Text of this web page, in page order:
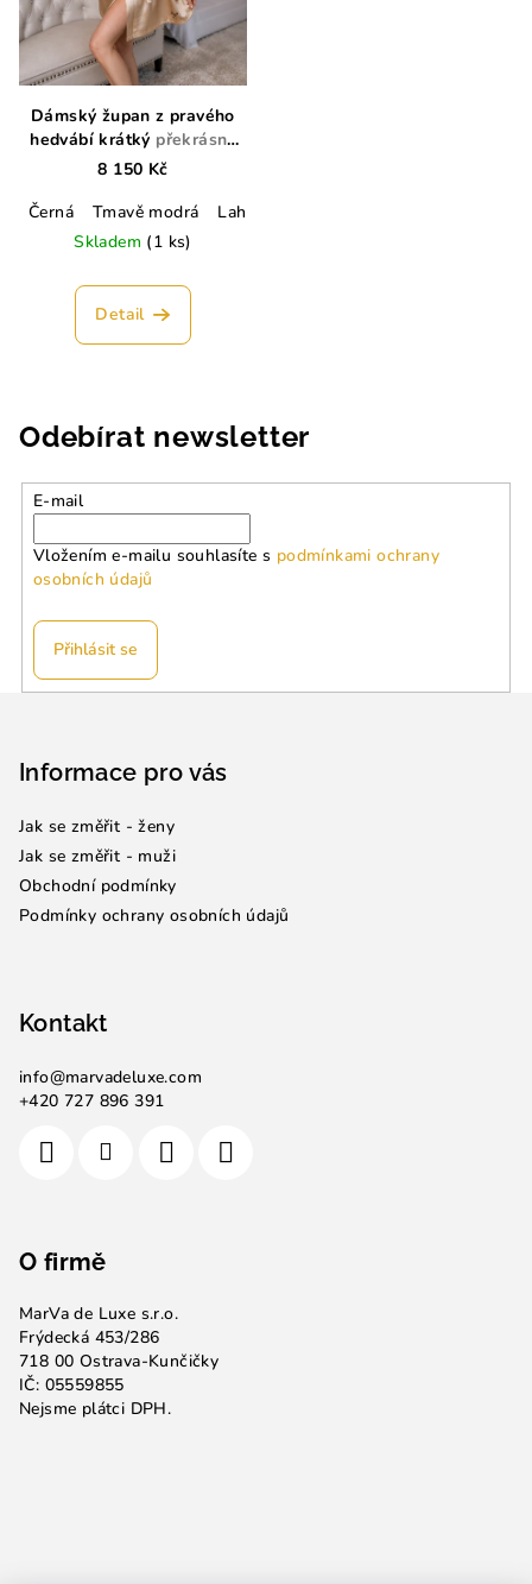
Dámský župan z pravého
hedvábí krátký překrásný
dárek
8 150 Kč
Černá
Tmavě modrá Lahvově zelená
Skladem (1 ks)
Detail
Odebírat newsletter
E-mail
Vložením e-mailu souhlasíte s podmínkami ochrany
osobních údajů
Přihlásit se
Informace pro vás
Jak se změřit - ženy
Jak se změřit - muži
Obchodní podmínky
Podmínky ochrany osobních údajů
Kontakt
info@marvadeluxe.com
+420 727 896 391
O firmě
MarVa de Luxe s.r.o.
Frýdecká 453/286
718 00 Ostrava-Kunčičky
IČ: 05559855
Nejsme plátci DPH.